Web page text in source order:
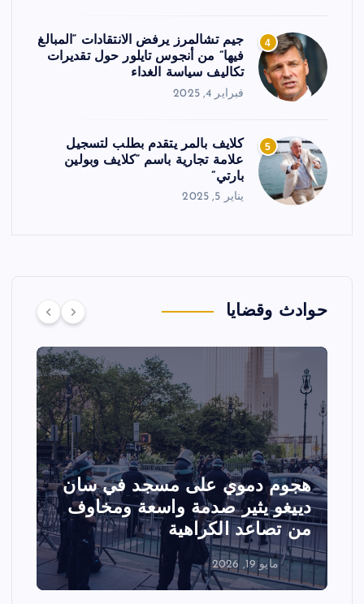
4
جيم تشالمرز يرفض الانتقادات “المبالغ
فيها” من أنجوس تايلور حول تقديرات
تكاليف سياسة الغداء
فبراير 4, 2025
5
كلايف بالمر يتقدم بطلب لتسجيل
علامة تجارية باسم “كلايف وبولين
بارتي”
يناير 5, 2025
حوادث وقضايا
هجوم دموي على مسجد في سان
دييغو يثير صدمة واسعة ومخاوف
من تصاعد الكراهية
مايو 19, 2026